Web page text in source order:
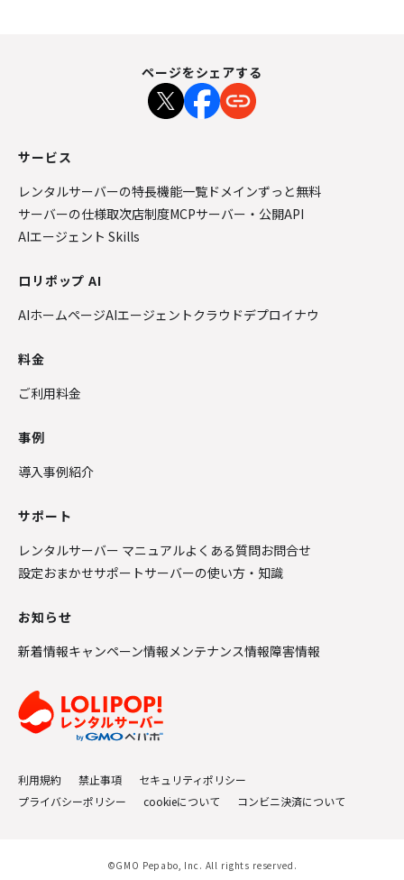
ページをシェアする
サービス
レンタルサーバーの特長機能一覧 ドメインずっと無料
サーバーの仕様取次店制度MCPサーバー・公開API
AIエージェント Skills
ロリポップ AI
AIホームページAIエージェントクラウドデプロイナウ
料金
ご利用料金
事例
導入事例紹介
サポート
レンタルサーバー マニュアルよくある質問お問合せ
設定おまかせサポートサーバーの使い方・知識
お知らせ
新着情報キャンペーン情報メンテナンス情報障害情報
利用規約 禁止事項
セキュリティポリシー
プライバシーポリシー
cookieについて コンビニ決済について
©GMO Pepabo, Inc. All rights reserved.